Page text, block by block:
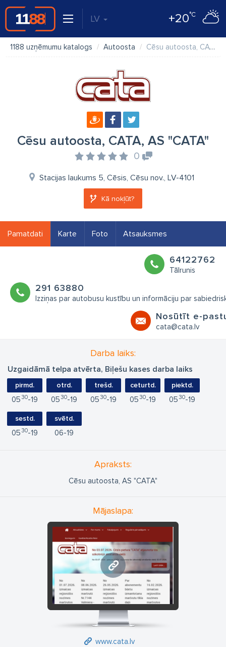
LV +20°C
1188 uzņēmumu katalogs Autoosta Cēsu autoosta, CATA, AS "CATA"
Cēsu autoosta, CATA, AS "CATA"
0
Stacijas laukums 5, Cēsis, Cēsu nov., LV-4101
Kā nokļūt?
Pamatdati Karte Foto Atsauksmes
64122762
Tālrunis
291 63880
Izziņas par autobusu kustību un informāciju par
Nosūtīt e-
cata@cata.lv
Darba laiks:
Uzgaidāmā telpa atvērta, Biļešu kases darba laiks
pirmd.
05 30 19
otrd.
05 30 19
trešd.
05 30 19
ceturtd.
05 30 19
piektd.
05 30 19
sestd.
05 30 19
svētd.
06 19
Apraksts:
Cēsu autoosta, AS "CATA"
Mājaslapa:
www.cata.lv
www.cata.lv